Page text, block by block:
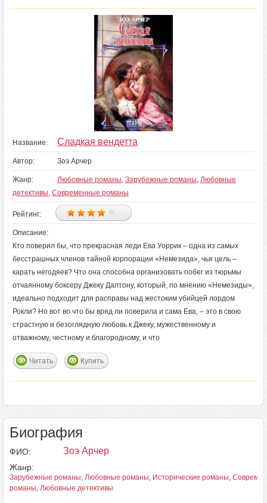
Название: Сладкая вендетта
Автор: Зоэ Арчер
Жанр: Любовные романы, Зарубежные романы, Любовные
детективы, Современные романы
Рейтинг:
Описание:
Кто поверил бы, что прекрасная леди Ева Уоррик – одна из самых
бесстрашных членов тайной корпорации «Немезида», чья цель –
карать негодяев? Что она способна организовать побег из тюрьмы
отчаянному боксеру Джеку Далтону, который, по мнению «Немезиды»,
идеально подходит для расправы над жестоким убийцей лордом
Рокли? Но вот во что бы вряд ли поверила и сама Ева, – это в свою
страстную и безоглядную любовь к Джеку, мужественному и
отважному, честному и благородному, и что
Читать Купить
Биография
ФИО: Зоэ Арчер
Жанр:
Зарубежные романы, Любовные романы, Исторические романы,
романы, Любовные детективы